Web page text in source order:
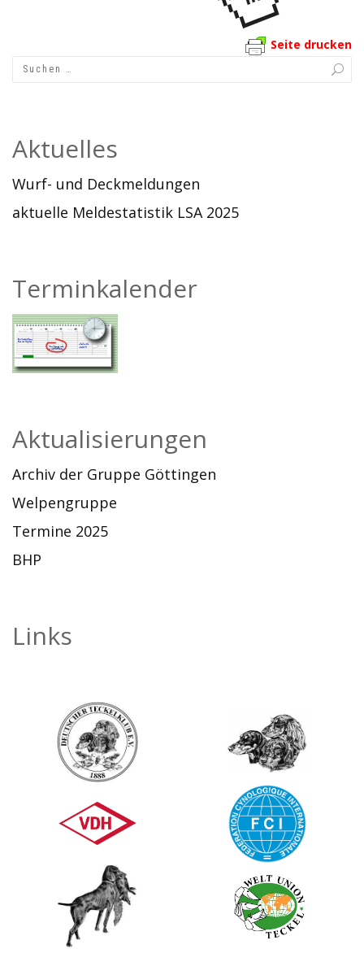
Seite drucken
Aktuelles
Wurf- und Deckmeldungen
aktuelle Meldestatistik LSA 2025
Terminkalender
Aktualisierungen
Archiv der Gruppe Göttingen
Welpengruppe
Termine 2025
BHP
Links